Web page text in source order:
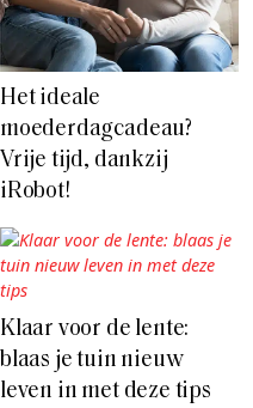
Het ideale
moederdagcadeau?
Vrije tijd, dankzij
iRobot!
Klaar voor de lente:
blaas je tuin nieuw
leven in met deze tips